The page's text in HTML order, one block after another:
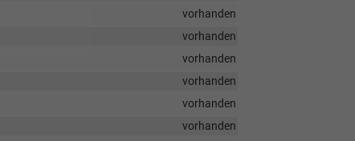
vorhanden
vorhanden
vorhanden
vorhanden
vorhanden
vorhanden